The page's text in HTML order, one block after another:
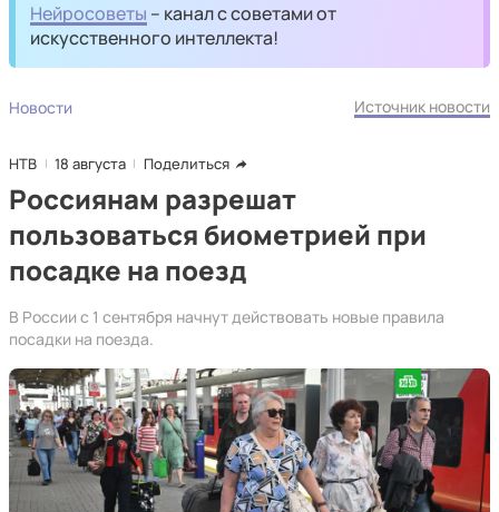
Нейросоветы – канал с советами от
искусственного интеллекта!
Новости Источник новости
НТВ 18 августа Поделиться
Россиянам разрешат
пользоваться биометрией при
посадке на поезд
В России с 1 сентября начнут действовать новые правила
посадки на поезда.